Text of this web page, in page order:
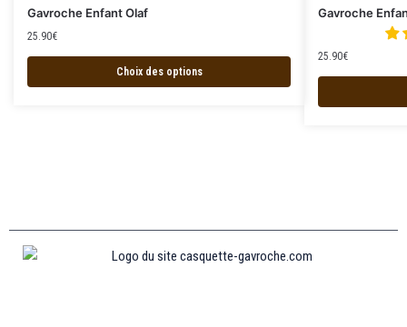
Gavroche Enfant Olaf
25.90€
Choix des options
Gavroche
25.90€